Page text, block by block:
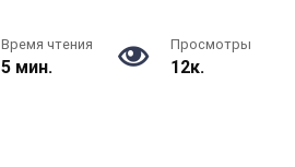
Время чтения
5 мин.
Просмотры
12к.